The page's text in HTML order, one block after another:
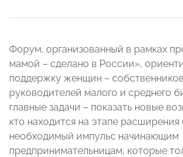
Форум, организованный в рамках
мамой – сделано в России»,
поддержку женщин –
руководителей малого и среднего
главные задачи – показать новые
кто находится на этапе расширения
необходимый импульс начинающим
предпринимательницам, которые